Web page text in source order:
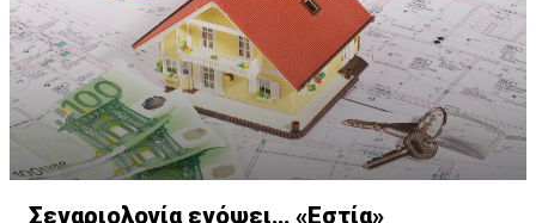
Σεναριολογία ενόψει… «Εστία»